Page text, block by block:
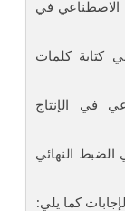
الاصطناعي في
كتابة كلمات
في الإنتاج
الضبط النهائي
كما يلي: